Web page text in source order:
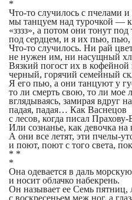
*
Что-то случилось с пчелами
мы танцуем над турочкой —
«зззз», а потом они тонут
под сердцем, и я их пью,
Что-то случилось. Ни рай
не нужен им, ни насущный
Вязкий погост их в
черный, горячий семейный
Я его пью, а они танцуют у
то ли смерть свою, то ли мое
вглядываясь, замирая вдруг
падая, падая… Как Васнецов
с лесов, когда писал Прахову-
Или сознанье, как девочка
А они все летят, эти пчелы-
и поют, поют с того света,
* *
*
Она одевается в даль морскую
и носит облачко набекрень.
Он называет ее Семь
с воскресеньем меж ног, а